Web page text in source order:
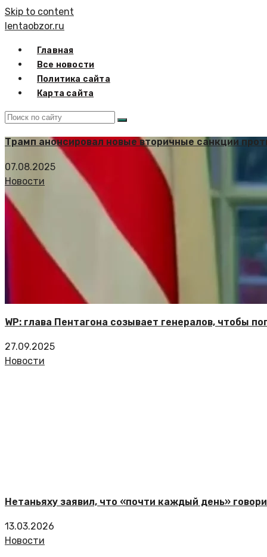
Skip to content
lentaobzor.ru
Главная
Все новости
Политика сайта
Карта сайта
Трамп анонсировал новые вторичные санкции
07.08.2025
Новости
WP: глава Пентагона созывает генералов, чтобы
27.09.2025
Новости
Нетаньяху заявил, что «почти каждый день»
13.03.2026
Новости